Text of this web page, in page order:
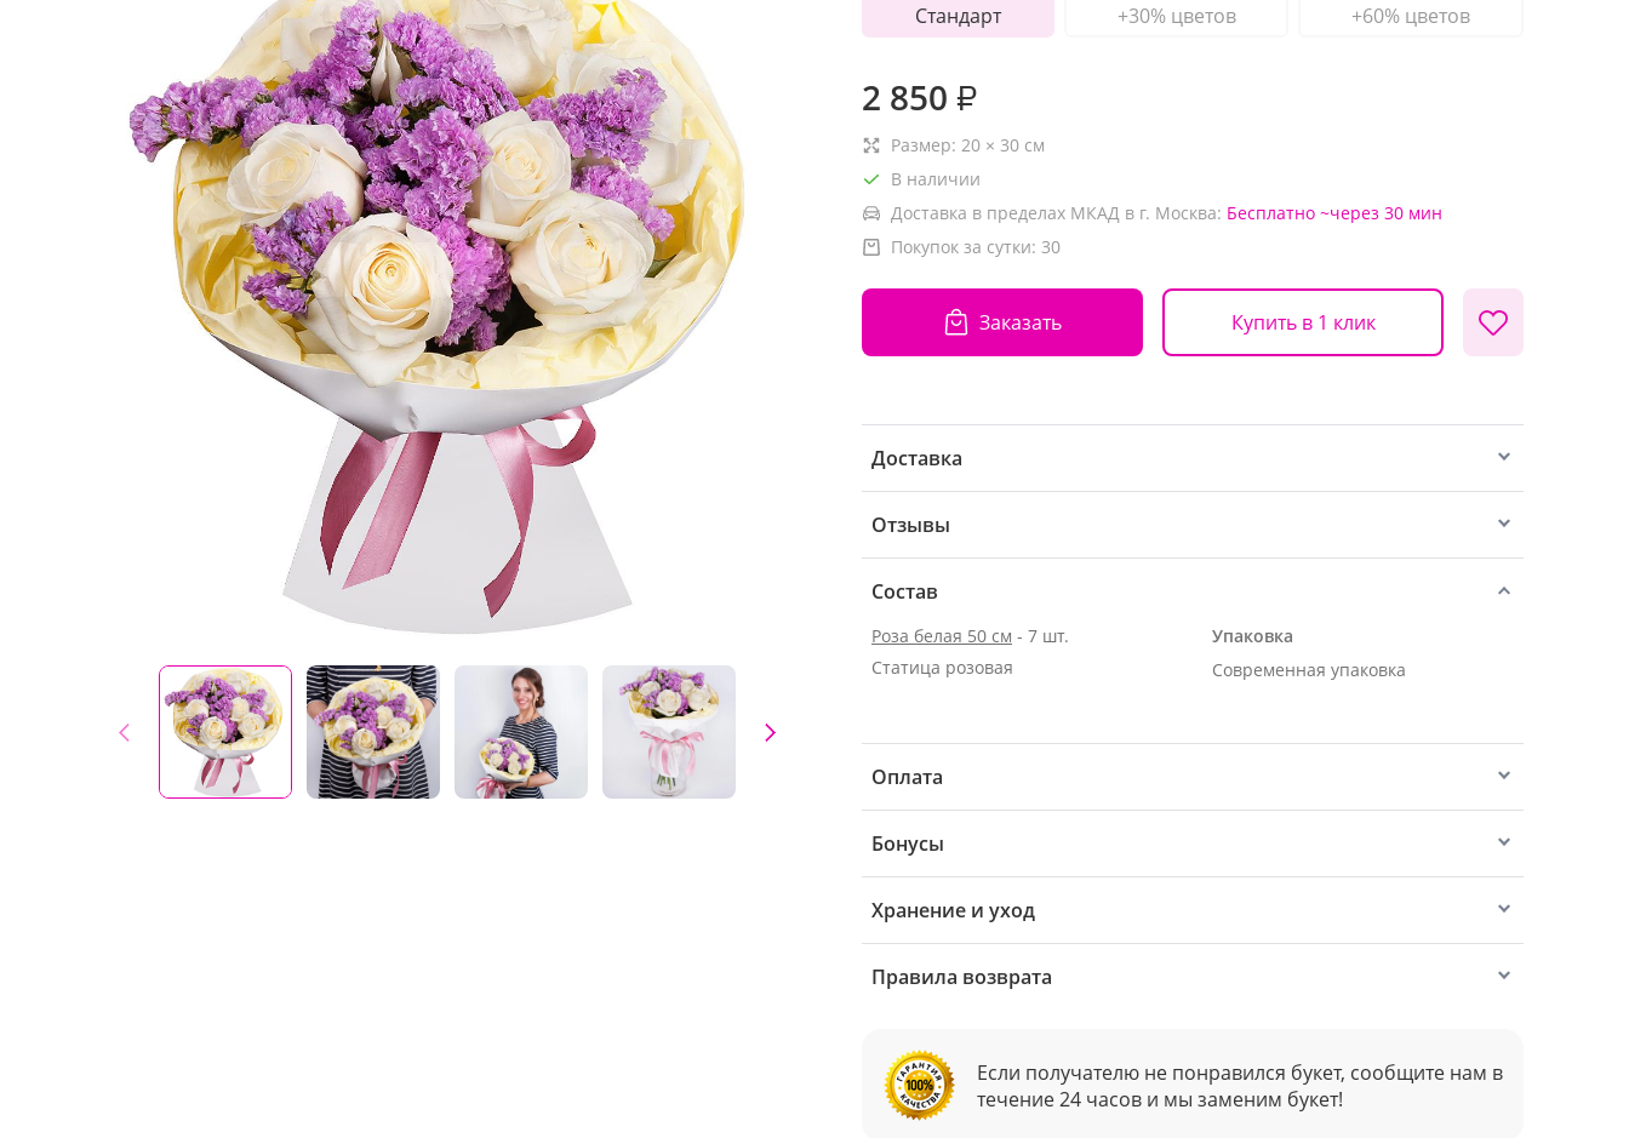
Стандарт
+30% цветов +60% цветов
2 850 ₽
Размер: 20 × 30 см
В наличии
Доставка в пределах МКАД в г. Москва: Бесплатно ~через 30 мин
Покупок за сутки: 30
Заказать Купить в 1 клик
Доставка
Отзывы
Состав
Роза белая 50 см - 7 шт.
Статица розовая
Упаковка
Современная упаковка
Оплата
Бонусы
Хранение и уход
Правила возврата
Если получателю не понравился букет, сообщите нам в
течение 24 часов и мы заменим букет!